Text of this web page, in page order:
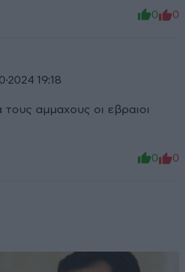
0 0
19:18
αμμαχους οι εβραιοι
0 0